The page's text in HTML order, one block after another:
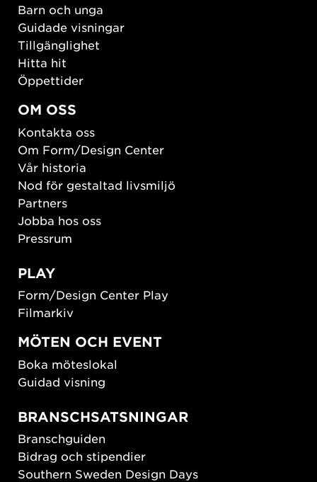
Barn och unga
Guidade visningar
Tillgänglighet
Hitta hit
Öppettider
OM OSS
Kontakta oss
Om Form/Design Center
Vår historia
Nod för gestaltad livsmiljö
Partners
Jobba hos oss
Pressrum
PLAY
Form/Design Center Play
Filmarkiv
MÖTEN OCH EVENT
Boka möteslokal
Guidad visning
BRANSCHSATSNINGAR
Branschguiden
Bidrag och stipendier
Southern Sweden Design Days